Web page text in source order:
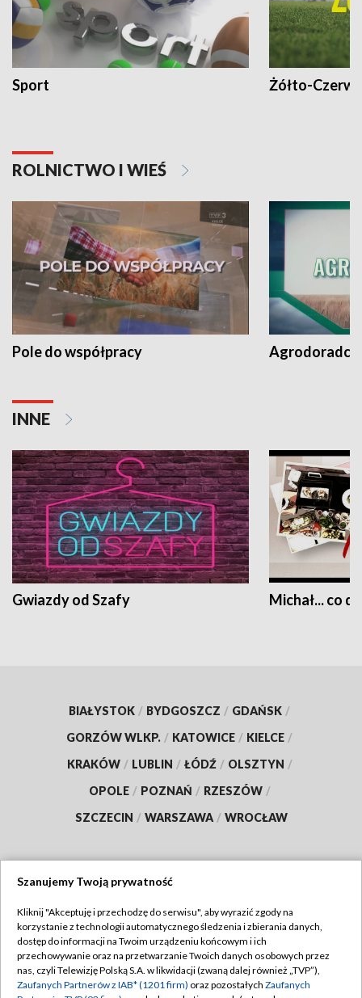
Sport Żółto-
ROLNICTWO I WIEŚ
Pole do współpracy Agrodoradcy
INNE
Gwiazdy od Szafy Michał... co
BIAŁYSTOK / BYDGOSZCZ / GDAŃSK /
GORZÓW WLKP. / KATOWICE / KIELCE /
KRAKÓW / LUBLIN / ŁÓDŹ / OLSZTYN /
OPOLE / POZNAŃ / RZESZÓW /
SZCZECIN / WARSZAWA / WROCŁAW
TVP
Abonament TVP
Emisja w TVP
Regulamin TVP
Polityka prywatności
Szanujemy Twoją prywatność
Kliknij "Akceptuję i przechodzę do serwisu", aby wyrazić zgody na
korzystanie z technologii automatycznego śledzenia i zbierania danych,
dostęp do informacji na Twoim urządzeniu końcowym i ich
przechowywanie oraz na przetwarzanie Twoich danych osobowych przez
nas, czyli Telewizję Polską S.A. w likwidacji (zwaną dalej również „TVP”),
Zaufanych Partnerów z IAB* (1201 firm) oraz pozostałych Zaufanych